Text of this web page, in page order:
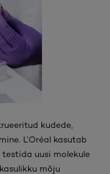
kudede,
L’Oréal kasutab
uusi molekule
mõju